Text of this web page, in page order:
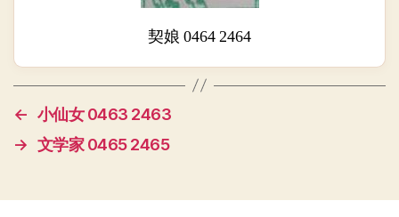
契娘 0464 2464
← 小仙女 0463 2463
→ 文学家 0465 2465